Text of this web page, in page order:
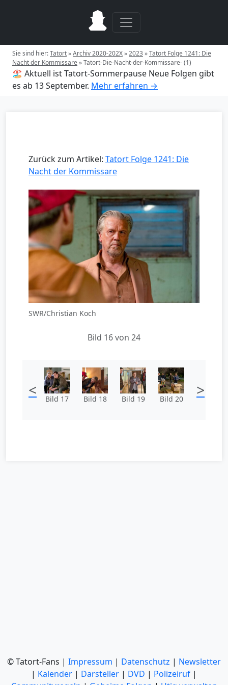
Sie sind hier:Tatort»Archiv 2020-202X»2023»Tatort Folge 1241: Die
Nacht der Kommissare»Tatort-Die-Nacht-der-Kommissare- (1)
🏖️ Aktuell ist Tatort-Sommerpause Neue Folgen gibt
es ab 13 September. Mehr erfahren →
Zurück zum Artikel: Tatort Folge 1241: Die
Nacht der Kommissare
SWR/Christian Koch
Bild 16 von 24
< Bild 17 Bild 18 Bild 19 Bild 20 >
© Tatort-Fans | Impressum | Datenschutz | Newsletter
| Kalender | Darsteller | DVD | Polizeiruf |